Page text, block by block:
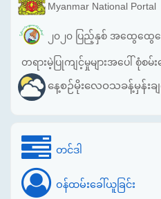
Myanmar National Portal
၂၀၂၀ ပြည့်နှစ် အထွေထွေ
တရားမဲ့ပြုကျင့်မှုများအပေါ် စုံစမ်
နေ့စဉ်မိုးလေဝသခန့်မှန်းခ
တင်ဒါ
ဝန်ထမ်းခေါ်ယူခြင်း